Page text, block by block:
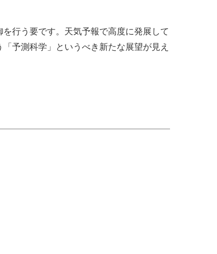
行う要です。天気予報で高度に発展して
予測科学」というべき新たな展望が見え